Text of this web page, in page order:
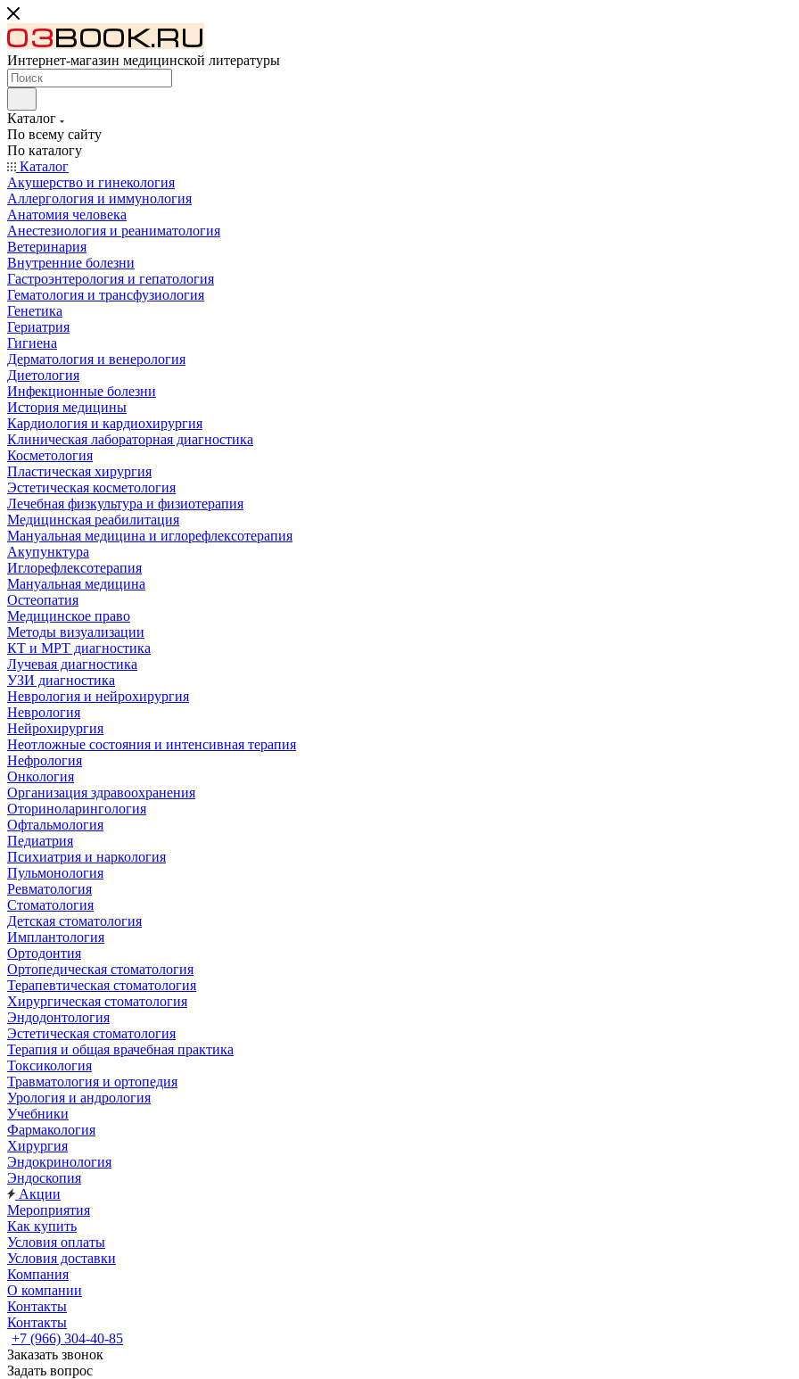
Интернет-магазин медицинской литературы
Каталог
По всему сайту
По каталогу
Каталог
Акушерство и гинекология
Аллергология и иммунология
Анатомия человека
Анестезиология и реаниматология
Ветеринария
Внутренние болезни
Гастроэнтерология и гепатология
Гематология и трансфузиология
Генетика
Гериатрия
Гигиена
Дерматология и венерология
Диетология
Инфекционные болезни
История медицины
Кардиология и кардиохирургия
Клиническая лабораторная диагностика
Косметология
Пластическая хирургия
Эстетическая косметология
Лечебная физкультура и физиотерапия
Медицинская реабилитация
Мануальная медицина и иглорефлексотерапия
Акупунктура
Иглорефлексотерапия
Мануальная медицина
Остеопатия
Медицинское право
Методы визуализации
КТ и МРТ диагностика
Лучевая диагностика
УЗИ диагностика
Неврология и нейрохирургия
Неврология
Нейрохирургия
Неотложные состояния и интенсивная терапия
Нефрология
Онкология
Организация здравоохранения
Оториноларингология
Офтальмология
Педиатрия
Психиатрия и наркология
Пульмонология
Ревматология
Стоматология
Детская стоматология
Имплантология
Ортодонтия
Ортопедическая стоматология
Терапевтическая стоматология
Хирургическая стоматология
Эндодонтология
Эстетическая стоматология
Терапия и общая врачебная практика
Токсикология
Травматология и ортопедия
Урология и андрология
Учебники
Фармакология
Хирургия
Эндокринология
Эндоскопия
Акции
Мероприятия
Как купить
Условия оплаты
Условия доставки
Компания
О компании
Контакты
Контакты
+7 (966) 304-40-85
Заказать звонок
Задать вопрос